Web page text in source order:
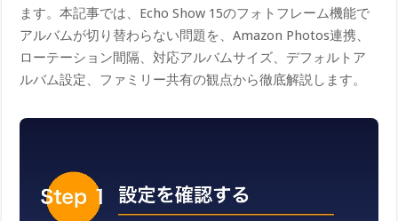
ます。本記事では、Echo Show 15のフォトフレーム機能で
アルバムが切り替わらない問題を、Amazon Photos連携、
ローテーション間隔、対応アルバムサイズ、デフォルトア
ルバム設定、ファミリー共有の観点から徹底解説します。